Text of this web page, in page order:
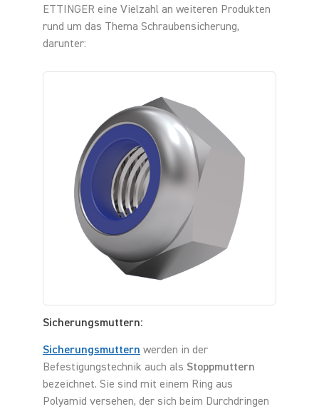
ETTINGER eine Vielzahl an weiteren Produkten
rund um das Thema Schraubensicherung,
darunter:
Sicherungsmuttern:
Sicherungsmuttern werden in der
Befestigungstechnik auch als Stoppmuttern
bezeichnet. Sie sind mit einem Ring aus
Polyamid versehen, der sich beim Durchdringen